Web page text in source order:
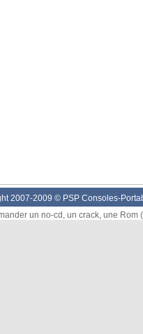
2007-2009 © PSP Consoles-
un no-cd, un crack, une